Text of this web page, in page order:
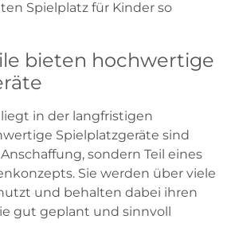
Spielplatz für Kinder so
bieten hochwertige
in der langfristigen
Spielplatzgeräte sind
sondern Teil eines
Sie werden über viele
und behalten dabei ihren
gut geplant und sinnvoll